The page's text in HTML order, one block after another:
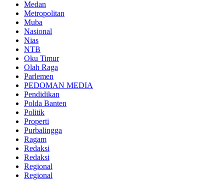
Medan
Metropolitan
Muba
Nasional
Nias
NTB
Oku Timur
Olah Raga
Parlemen
PEDOMAN MEDIA
Pendidikan
Polda Banten
Politik
Properti
Purbalingga
Ragam
Redaksi
Redaksi
Regional
Regional